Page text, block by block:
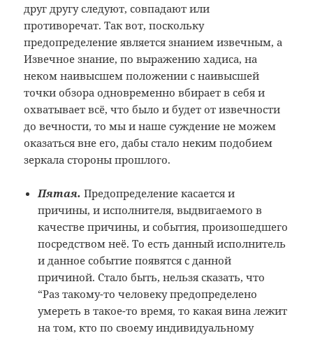
друг другу следуют, совпадают или
противоречат. Так вот, поскольку
предопределение является знанием извечным, а
Извечное знание, по выражению хадиса, на
неком наивысшем положении с наивысшей
точки обзора одновременно вбирает в себя и
охватывает всё, что было и будет от извечности
до вечности, то мы и наше суждение не можем
оказаться вне его, дабы стало неким подобием
зеркала стороны прошлого.
Пятая. Предопределение касается и
причины, и исполнителя, выдвигаемого в
качестве причины, и события, произошедшего
посредством неё. То есть данный исполнитель
и данное событие появятся с данной
причиной. Стало быть, нельзя сказать, что
“Раз такому-то человеку предопределено
умереть в такое-то время, то какая вина лежит
на том, кто по своему индивидуальному